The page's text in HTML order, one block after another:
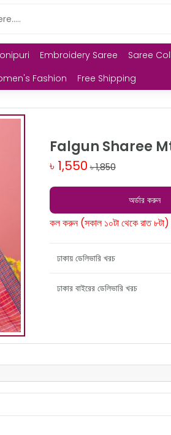
Embroidery Saree Saree
Fashion Free Shipping
Falgun Sharee
৳ 1,550 ৳ 1,850
অর্ডার করুন
কল করুন (সকাল ১০টা থেকে রাত ৮টা)
ঢাকায় ডেলিভারি খরচ
ঢাকার বাইরের ডেলিভারি খরচ